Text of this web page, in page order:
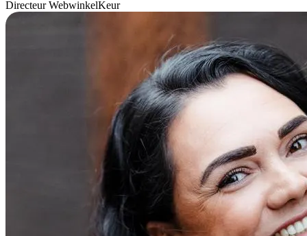
Directeur WebwinkelKeur